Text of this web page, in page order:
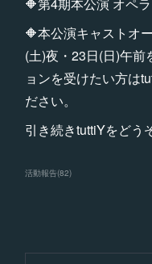
🔶第4期本公演 オペ
🔶本公演キャストオ
(土)夜・23日(日)午
ョンを受けたい方は
ださい。
引き続きtuttiYをどう
活動報告(82)